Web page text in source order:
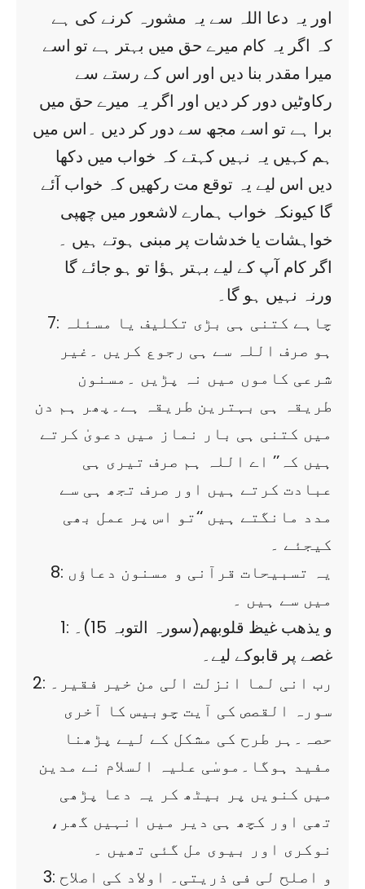
اور یہ دعا اللہ سے یہ مشورہ کرنے کی ہے
کہ اگر یہ کام میرے حق میں بہتر ہے تو اسے
میرا مقدر بنا دیں اور اس کے رستے سے
رکاوٹیں دور کر دیں اور اگر یہ میرے حق میں
برا ہے تو اسے مجھ سے دور کر دیں ۔اس میں
ہم کہیں یہ نہیں کہتے کہ خواب میں دکھا
دیں اس لیے یہ توقع مت رکھیں کہ خواب آئے
گا کیونکہ خواب ہمارے لاشعور میں چھپی
خواہشات یا خدشات پر مبنی ہوتے ہیں ۔
اگر کام آپ کے لیے بہتر ہؤا تو ہو جائے گا
ورنہ نہیں ہو گا۔
7: چاہے کتنی ہی بڑی تکلیف یا مسئلہ
ہو صرف اللہ سے ہی رجوع کریں ۔غیر
شرعی کاموں میں نہ پڑیں ۔مسنون
طریقہ ہی بہترین طریقہ ہے۔پھر ہم دن
میں کتنی ہی بار نماز میں دعویٰ کرتے
ہیں کہ’’ اے اللہ ہم صرف تیری ہی
عبادت کرتے ہیں اور صرف تجھ ہی سے
مدد مانگتے ہیں ‘‘تو اس پر عمل بھی
کیجئے ۔
8: یہ تسبیحات قرآنی و مسنون دعاؤں
میں سے ہیں ۔
1: و یذھب غیظ قلوبھم(سورہ التوبہ 15)۔
غصے پر قابوکے لیے۔
2: رب انی لما انزلت الی من خیر فقیر۔
سورہ القصص کی آیت چوبیس کا آخری
حصہ۔ہر طرح کی مشکل کے لیے پڑھنا
مفید ہوگا۔موسٰی علیہ السلام نے مدین
میں کنویں پر بیٹھ کر یہ دعا پڑھی
تھی اور کچھ ہی دیر میں انہیں گھر،
نوکری اور بیوی مل گئی تھیں ۔
3: و اصلح لی فی ذریتی۔ اولاد کی اصلاح